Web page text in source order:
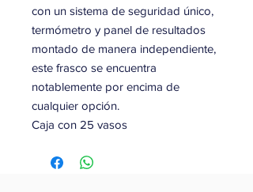
con un sistema de seguridad único,
termómetro y panel de resultados
montado de manera independiente,
este frasco se encuentra
notablemente por encima de
cualquier opción.
Caja con 25 vasos